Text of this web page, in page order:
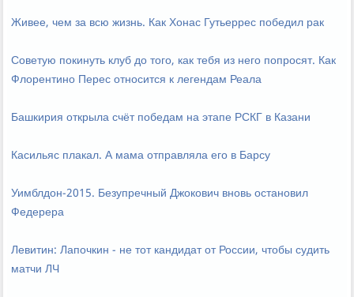
Живее, чем за всю жизнь. Как Хонас Гутьеррес победил рак
Советую покинуть клуб до того, как тебя из него попросят. Как
Флорентино Перес относится к легендам Реала
Башкирия открыла счёт победам на этапе РСКГ в Казани
Касильяс плакал. А мама отправляла его в Барсу
Уимблдон-2015. Безупречный Джокович вновь остановил
Федерера
Левитин: Лапочкин - не тот кандидат от России, чтобы судить
матчи ЛЧ